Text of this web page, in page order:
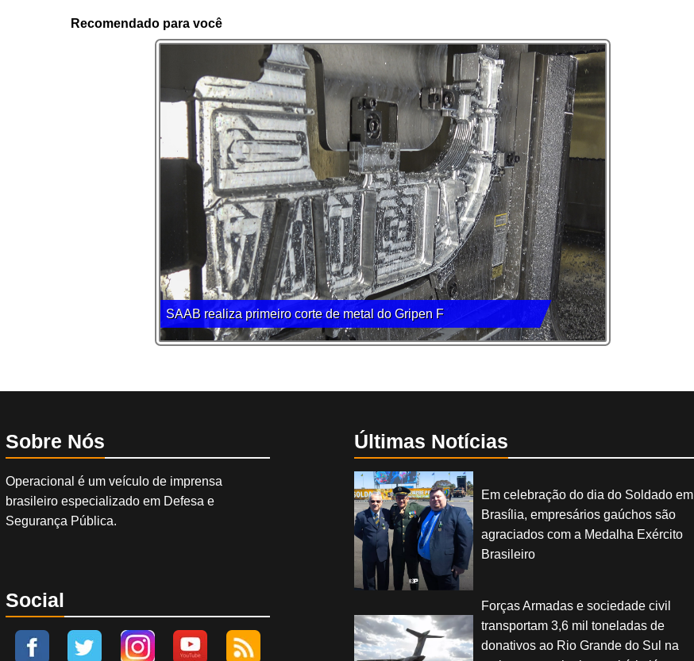
Recomendado para você
SAAB realiza primeiro corte de metal do Gripen F
Sobre Nós
Operacional é um veículo de imprensa
brasileiro especializado em Defesa e
Segurança Pública.
Social
Últimas Notícias
Em celebração do dia do Soldado em
Brasília, empresários gaúchos são
agraciados com a Medalha Exército
Brasileiro
Forças Armadas e sociedade civil
transportam 3,6 mil toneladas de
donativos ao Rio Grande do Sul na